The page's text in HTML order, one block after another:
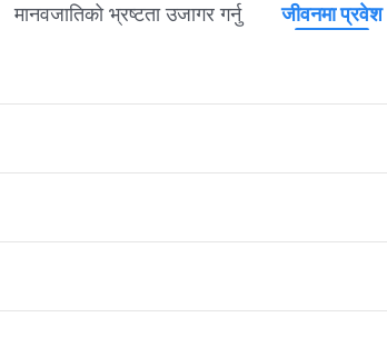
मानवजातिको भ्रष्टता उजागर गर्नु जीवनमा प्रवेश